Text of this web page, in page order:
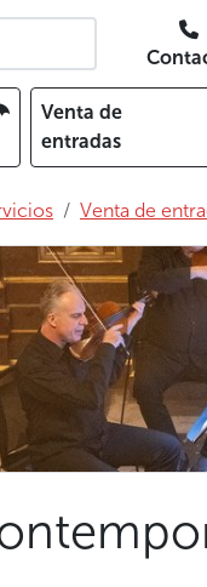
Venta de
entradas
Venta de